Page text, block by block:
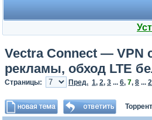
Vectra Connect — VPN
рекламы, обход LTE
Страницы: Пред. 1, 2, 3 ... 6, 7, 8 ...